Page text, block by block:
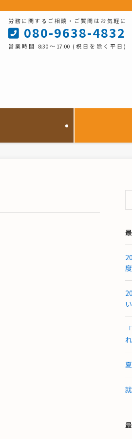
労務に関するご相談・ご質問はお気軽に
080-9638-4832
営業時間 8:30～17:00 (祝日を除く平日)